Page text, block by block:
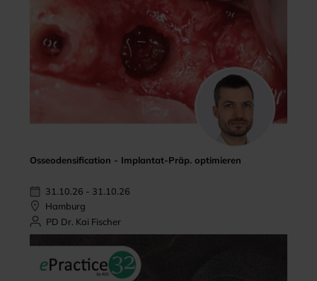
Osseodensification - Implantat-Präp. optimieren
31.10.26 - 31.10.26
Hamburg
PD Dr. Kai Fischer